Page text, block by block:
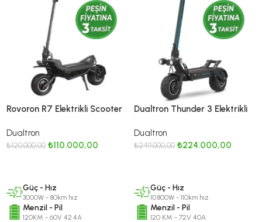
Rovoron R7 Elektrikli Scooter
Batarya, 120 Km Menzil
Dualtron
₺120.000,00 ₺110.000,00
Güç - Hız
3000W - 80km hız
Menzil - Pil
120KM - 60V 42.4A
Dualtron Thunder 3 Elektrikli
Batarya, 10080W Çift Motor,
EY4 Ekran
Dualtron
₺249.000,00 ₺224.000,00
Güç - Hız
10.800W - 110km hız
Menzil - Pil
120 KM - 72V 40A